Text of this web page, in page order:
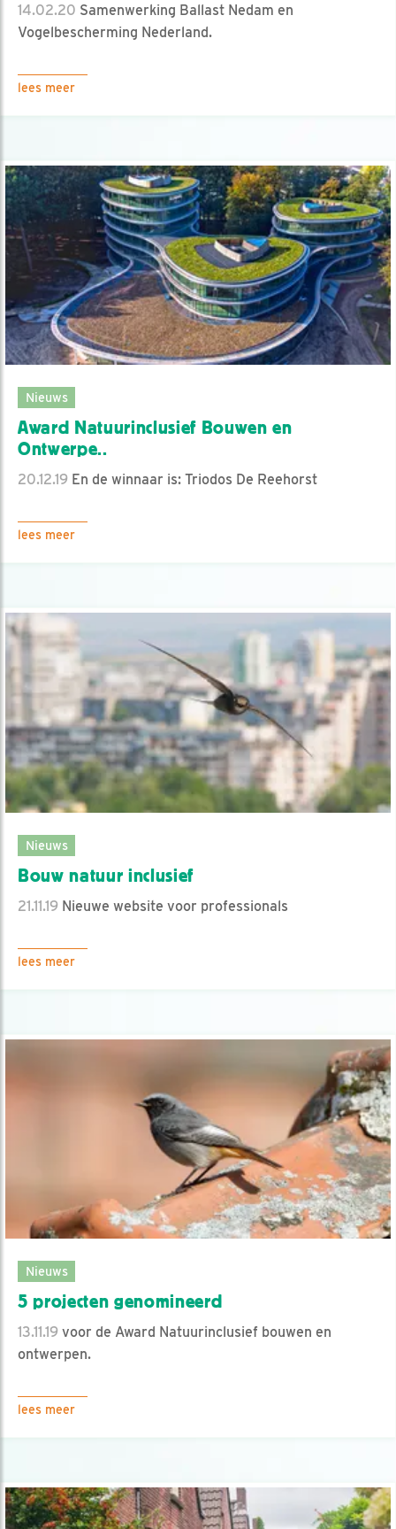
14.02.20 Samenwerking Ballast Nedam en
Vogelbescherming Nederland.
lees meer
Nieuws
Award Natuurinclusief Bouwen en
Ontwerpe..
20.12.19 En de winnaar is: Triodos De Reehorst
lees meer
Nieuws
Bouw natuur inclusief
21.11.19 Nieuwe website voor professionals
lees meer
Nieuws
5 projecten genomineerd
13.11.19 voor de Award Natuurinclusief bouwen en
ontwerpen.
lees meer